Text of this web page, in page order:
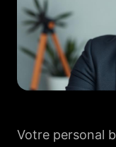
Votre personal